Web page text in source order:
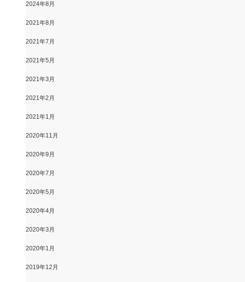
2024年8月
2021年8月
2021年7月
2021年5月
2021年3月
2021年2月
2021年1月
2020年11月
2020年9月
2020年7月
2020年5月
2020年4月
2020年3月
2020年1月
2019年12月